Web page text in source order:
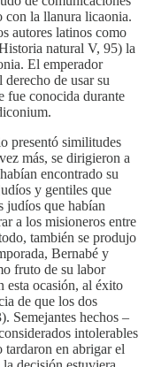
con la llanura licaonia.
autores latinos como
natural V, 95) la
El emperador
de usar su
fue conocida durante
presentó similitudes
más, se dirigieron a
encontrado su
y gentiles que
judíos que habían
a los misioneros entre
también se produjo
Bernabé y
fruto de su labor
esta ocasión, al éxito
de que los dos
Semejantes hechos –
intolerables
en abrigar el